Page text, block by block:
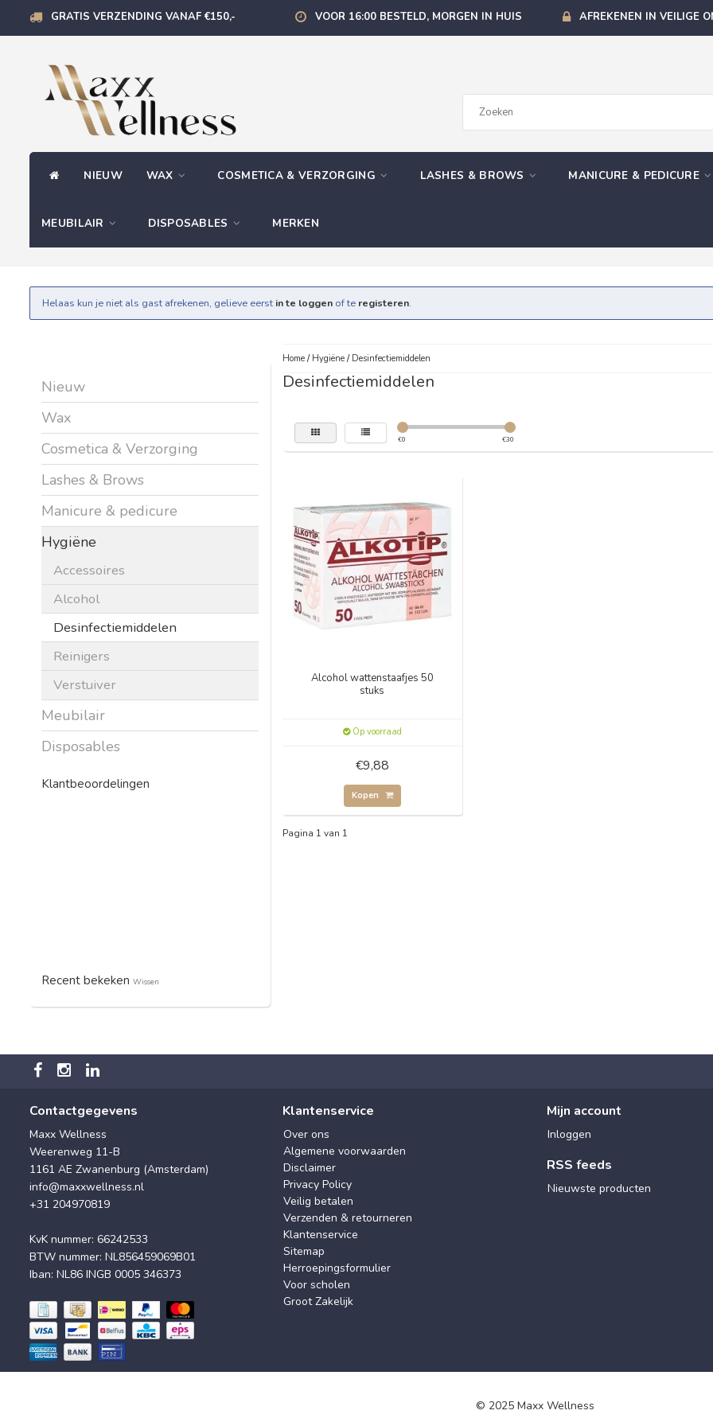
GRATIS VERZENDING VANAF €150,- VOOR 16:00 BESTELD, MORGEN IN HUIS AFREKENEN IN VEILIGE
NIEUW WAX COSMETICA & VERZORGING LASHES & BROWS MANICURE & PEDICURE
MEUBILAIR DISPOSABLES MERKEN
Helaas kun je niet als gast afrekenen, gelieve eerst in te loggen of te registeren.
Nieuw
Wax
Cosmetica & Verzorging
Lashes & Brows
Manicure & pedicure
Hygiëne
Accessoires
Alcohol
Desinfectiemiddelen
Reinigers
Verstuiver
Meubilair
Disposables
Klantbeoordelingen
Recent bekeken Wissen
Home/ Hygiëne/ Desinfectiemiddelen
Desinfectiemiddelen
€0 €30
Alcohol wattenstaafjes 50
stuks
Op voorraad
€9,88
Kopen
Pagina 1 van 1
Contactgegevens
Maxx Wellness
Weerenweg 11-B
1161 AE Zwanenburg (Amsterdam)
info@maxxwellness.nl
+31 204970819
KvK nummer: 66242533
BTW nummer: NL856459069B01
Iban: NL86 INGB 0005 346373
Klantenservice
Over ons
Algemene voorwaarden
Disclaimer
Privacy Policy
Veilig betalen
Verzenden & retourneren
Klantenservice
Sitemap
Herroepingsformulier
Voor scholen
Groot Zakelijk
Mijn account
Inloggen
RSS feeds
Nieuwste producten
© 2025 Maxx Wellness